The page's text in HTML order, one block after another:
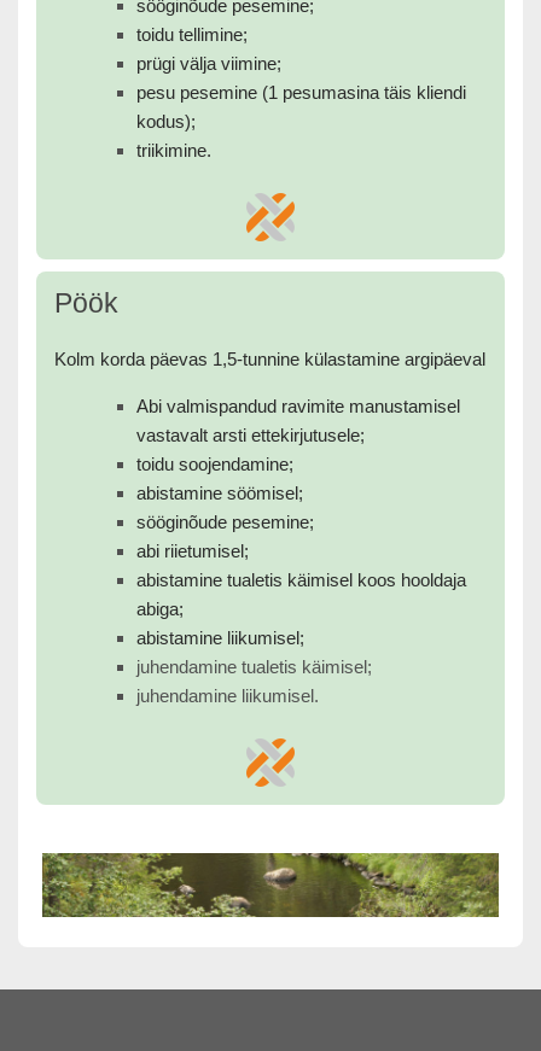
sööginõude pesemine;
toidu tellimine;
prügi välja viimine;
pesu pesemine (1 pesumasina täis kliendi
kodus);
triikimine.
Pöök
Kolm korda päevas 1,5-tunnine külastamine argipäeval
Abi valmispandud ravimite manustamisel
vastavalt arsti ettekirjutusele;
toidu soojendamine;
abistamine söömisel;
sööginõude pesemine;
abi riietumisel;
abistamine tualetis käimisel koos hooldaja
abiga;
abistamine liikumisel;
juhendamine tualetis käimisel;
juhendamine liikumisel.